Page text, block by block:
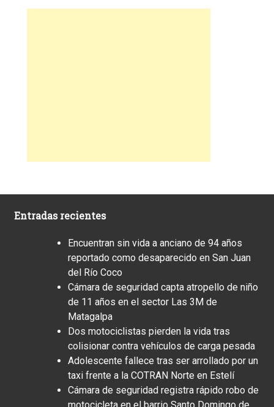
Entradas recientes
Encuentran sin vida a anciano de 94 años
reportado como desaparecido en San Juan
del Río Coco
Cámara de seguridad capta atropello de niño
de 11 años en el sector Las 3M de
Matagalpa
Dos motociclistas pierden la vida tras
colisionar contra vehículos de carga pesada
Adolescente fallece tras ser arrollado por un
taxi frente a la COTRAN Norte en Estelí
Cámara de seguridad registra rápido robo de